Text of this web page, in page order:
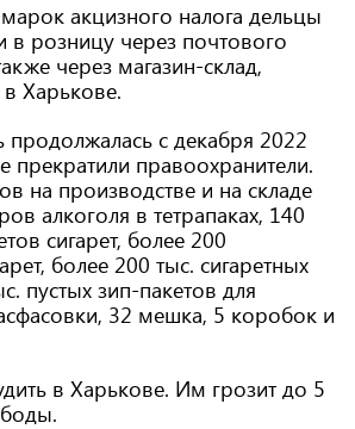
акцизного налога дельцы
в розницу через почтового
через магазин-склад,
Харькове.
продолжалась с декабря 2022
прекратили правоохранители.
на производстве и на складе
алкоголя в тетрапаках, 140
сигарет, более 200
более 200 тыс. сигаретных
пустых зип-пакетов для
32 мешка, 5 коробок и
в Харькове. Им грозит до 5